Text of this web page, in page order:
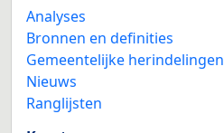
Analyses
Bronnen en definities
Gemeentelijke herindelingen
Nieuws
Ranglijsten